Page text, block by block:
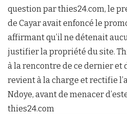
question par thies24.com, le
de Cayar avait enfoncé le
affirmant qu’il ne détenait
justifier la propriété du site.
à la rencontre de ce dernier et
revient à la charge et rectifie
Ndoye, avant de menacer
thies24.com